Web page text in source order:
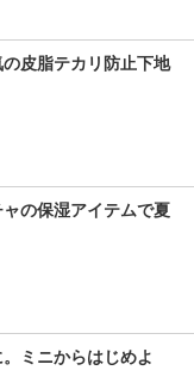
の皮脂テカリ防止下地
の保湿アイテムで夏
ミニからはじめよ